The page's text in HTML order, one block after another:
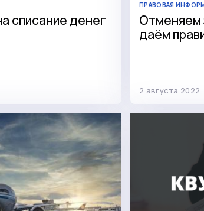
списание денег
ПРАВОВАЯ
Отменяем
даём
2 августа 2022